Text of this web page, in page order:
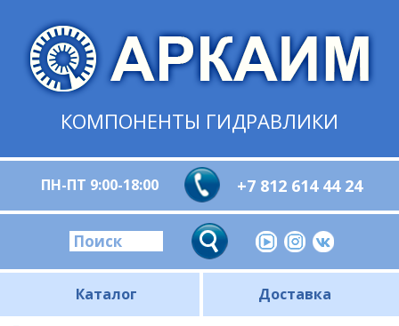
КОМПОНЕНТЫ ГИДРАВЛИКИ
ПН-ПТ 9:00-18:00 +7 812 614 44 24
Каталог Доставка